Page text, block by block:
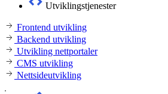
Utviklingstjenester
Frontend utvikling
Backend utvikling
Utvikling nettportaler
CMS utvikling
Nettsideutvikling